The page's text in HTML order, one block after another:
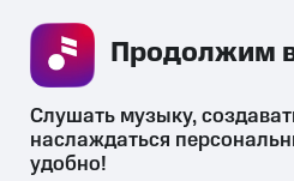
СКАЧАТЬ
Слушать музыку,
наслаждаться
удобно!